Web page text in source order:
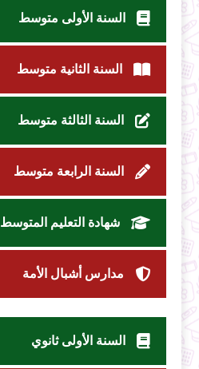
السنة الأولى متوسط
السنة الثانية متوسط
السنة الثالثة متوسط
السنة الرابعة متوسط
شهادة التعليم المتوسط
مدارس أشبال الأمة
السنة الأولى ثانوي